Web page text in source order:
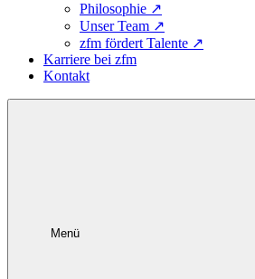
Philosophie ↗
Unser Team ↗
zfm fördert Talente ↗
Karriere bei zfm
Kontakt
Menü